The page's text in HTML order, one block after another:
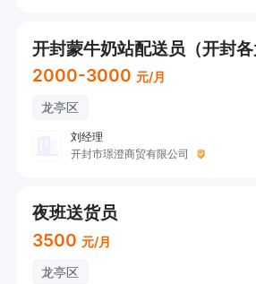
开封蒙牛奶站配送员（开封各
2000-3000 元/月
龙亭区
刘经理
开封市璟澄商贸有限公司
夜班送货员
3500 元/月
龙亭区